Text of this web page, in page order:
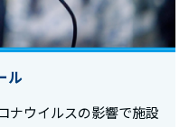
ル
ナウイルスの影響で施設